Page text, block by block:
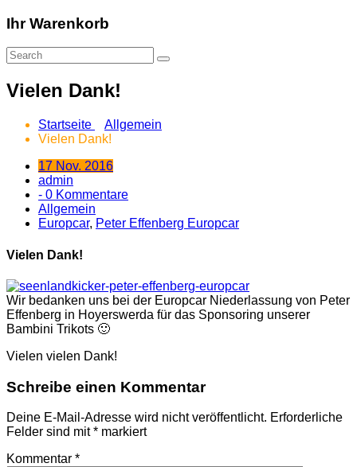
Ihr Warenkorb
Vielen Dank!
Startseite
Allgemein
Vielen Dank!
17 Nov. 2016
admin
- 0 Kommentare
Allgemein
Europcar, Peter Effenberg Europcar
Vielen Dank!
Wir bedanken uns bei der Europcar Niederlassung von Peter
Effenberg in Hoyerswerda für das Sponsoring unserer
Bambini Trikots 🙂
Vielen vielen Dank!
Schreibe einen Kommentar
Deine E-Mail-Adresse wird nicht veröffentlicht. Erforderliche
Felder sind mit* markiert
Kommentar *